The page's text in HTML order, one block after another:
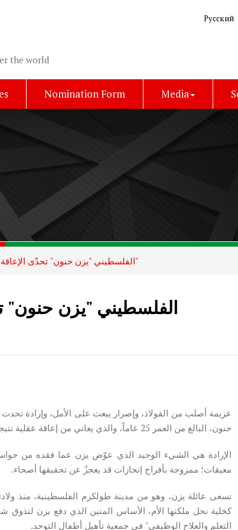
the world
Русский
Nomination Form Media
الفلسطيني "يزن حنون" تحدّى الإعاقة ليُصبح بطلاً في "الأولمبياد الخاص"
الفلسطيني "يزن حنون"
عزيمة أصلب من الفولاذ، وإصرار يبعث على الأمل، وإرادة
حنون، البالغ من العمر 25 عاماً، والذي يعاني من إعاقة عقلية نتيجة خطأ طبي.
الإرادة هي الشيء الوحيد الذي عوّض يزن عما فقده من
معيقات؛ ممزوجة بأفراح إنجازات قد يعجزُ عن تحقيقها أصحاء.
تسعى عائلة يزن، وهو من مدينة طولكرم الفلسطينية، منذ
كخلية نحل ملكتها الأم، الأساس المتين الذي دفع يزن
التعلم والعلاج الوظيفي" في جمعية تأهيل أطفال التوحد.